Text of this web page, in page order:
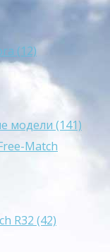
(12)
модели (141)
Match
R32 (42)